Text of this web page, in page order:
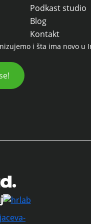
Podkast studio
Blog
Kontakt
i šta ima novo u